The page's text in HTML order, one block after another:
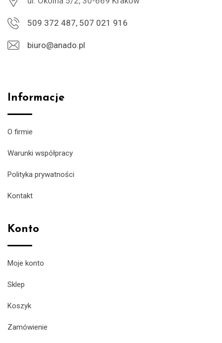
509 372 487, 507 021 916
biuro@anado.pl
Informacje
O firmie
Warunki współpracy
Polityka prywatności
Kontakt
Konto
Moje konto
Sklep
Koszyk
Zamówienie